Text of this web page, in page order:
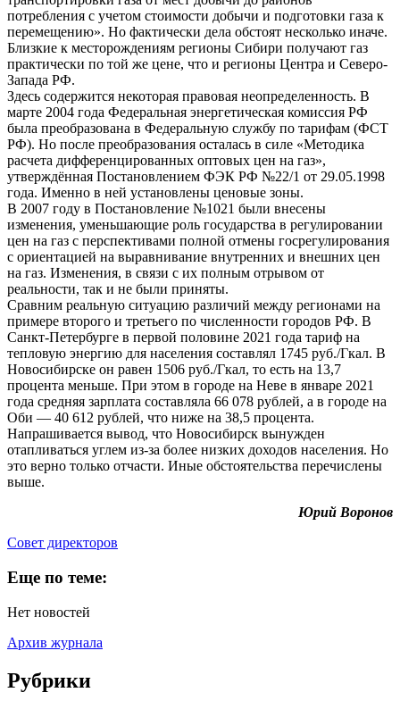
потребления с учетом стоимости добычи и подготовки газа к
перемещению». Но фактически дела обстоят несколько иначе.
Близкие к месторождениям регионы Сибири получают газ
практически по той же цене, что и регионы Центра и Северо-
Запада РФ.
Здесь содержится некоторая правовая неопределенность. В
марте 2004 года Федеральная энергетическая комиссия РФ
была преобразована в Федеральную службу по тарифам (ФСТ
РФ). Но после преобразования осталась в силе «Методика
расчета дифференцированных оптовых цен на газ»,
утверждённая Постановлением ФЭК РФ №22/1 от 29.05.1998
года. Именно в ней установлены ценовые зоны.
В 2007 году в Постановление №1021 были внесены
изменения, уменьшающие роль государства в регулировании
цен на газ с перспективами полной отмены госрегулирования
с ориентацией на выравнивание внутренних и внешних цен
на газ. Изменения, в связи с их полным отрывом от
реальности, так и не были приняты.
Сравним реальную ситуацию различий между регионами на
примере второго и третьего по численности городов РФ. В
Санкт-Петербурге в первой половине 2021 года тариф на
тепловую энергию для населения составлял 1745 руб./Гкал. В
Новосибирске он равен 1506 руб./Гкал, то есть на 13,7
процента меньше. При этом в городе на Неве в январе 2021
года средняя зарплата составляла 66 078 рублей, а в городе на
Оби — 40 612 рублей, что ниже на 38,5 процента.
Напрашивается вывод, что Новосибирск вынужден
отапливаться углем из-за более низких доходов населения. Но
это верно только отчасти. Иные обстоятельства перечислены
выше.
Юрий Воронов
Cовет директоров
Еще по теме:
Нет новостей
Архив журнала
Рубрики